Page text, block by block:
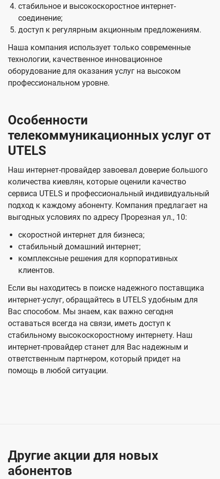
стабильное и высокоскоростное интернет-
соединение;
доступ к регулярным акционным предложениям.
Наша компания использует только современные
технологии, качественное инновационное
оборудование для оказания услуг на высоком
профессиональном уровне.
Особенности
телекоммуникационных услуг от
UTELS
Наш интернет-провайдер завоевал доверие большого
количества киевлян, которые оценили качество
сервиса UTELS и профессиональный индивидуальный
подход к каждому абоненту. Компания предлагает на
выгодных условиях по адресу Прорезная ул., 10:
скоростной интернет для бизнеса;
стабильный домашний интернет;
комплексные решения для корпоративных
клиентов.
Если вы находитесь в поиске надежного поставщика
интернет-услуг, обращайтесь в UTELS удобным для
Вас способом. Мы знаем, как важно сегодня
оставаться всегда на связи, иметь доступ к
стабильному высокоскоростному интернету. Наш
интернет-провайдер станет для Вас надежным и
ответственным партнером, который придет на
помощь в любой ситуации.
Другие акции для новых
абонентов